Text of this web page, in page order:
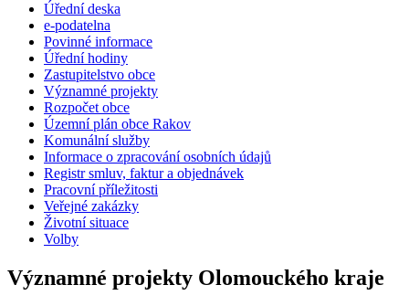
Úřední deska
e-podatelna
Povinné informace
Úřední hodiny
Zastupitelstvo obce
Významné projekty
Rozpočet obce
Územní plán obce Rakov
Komunální služby
Informace o zpracování osobních údajů
Registr smluv, faktur a objednávek
Pracovní příležitosti
Veřejné zakázky
Životní situace
Volby
Významné projekty Olomouckého kraje